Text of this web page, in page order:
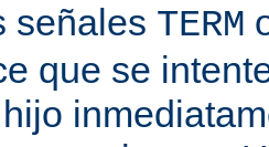
señales TERM
que se